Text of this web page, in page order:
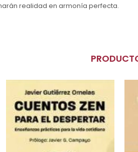
realidad en armonía perfecta.